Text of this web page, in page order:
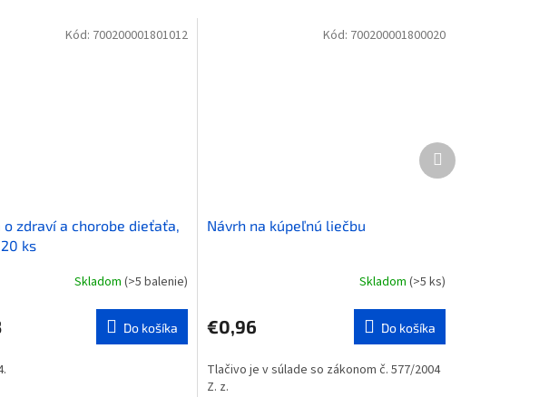
o zdraví a chorobe dieťaťa,
ks
Skladom (>5 balenie)
Do košíka
Kód: 700200001801012
Návrh na kúpeľnú liečbu
Skladom (>5 ks)
€0,96 Do košíka
Tlačivo je v súlade so zákonom č. 577/2004
Z. z.
Kód: 700200001800020
Ďalší
produkt